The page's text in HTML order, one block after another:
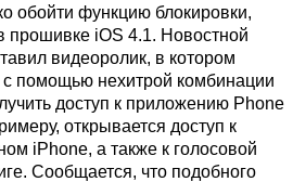
обойти функцию блокировки,
прошивке iOS 4.1. Новостной
видеоролик, в котором
с помощью нехитрой комбинации
доступ к приложению Phone
открывается доступ к
iPhone, а также к голосовой
Сообщается, что подобного